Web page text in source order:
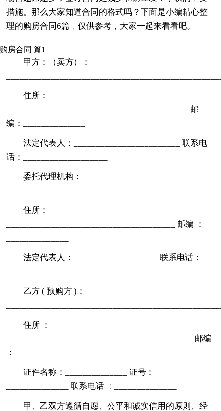
措施。那么大家知道合同的格式吗？下面是小编精心整
理的购房合同6篇，仅供参考，大家一起来看看吧。
购房合同 篇1
甲方：（卖方）：
住所：
_________________________________________ 邮
编：______________
法定代表人：________________________ 联系电
话：___________________
委托代理机构：
住所：
______________________________________ 邮编 ：
法定代表人：___________________ 联系电话：
乙方 ( 预购方 )：
住所 ：
__________________________________________ 邮编
：_____________
证件名称：______________ 证号：
______________ 联系电话 ：______________
甲、乙双方遵循自愿、公平和诚实信用的原则、经